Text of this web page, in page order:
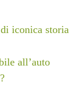
iconica storia
all’auto